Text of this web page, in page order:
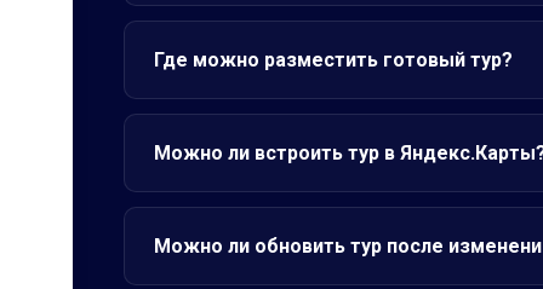
Где можно разместить готовый тур?
Можно ли встроить тур в
Можно ли обновить тур после